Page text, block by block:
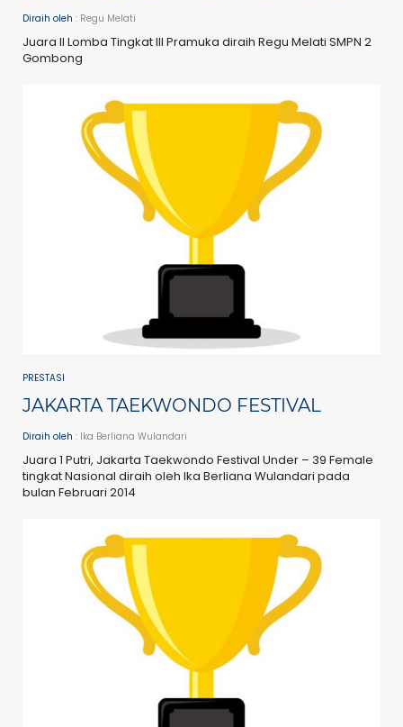
Diraih oleh : Regu Melati
Juara II Lomba Tingkat III Pramuka diraih Regu Melati SMPN 2
Gombong
PRESTASI
JAKARTA TAEKWONDO FESTIVAL
Diraih oleh : Ika Berliana Wulandari
Juara 1 Putri, Jakarta Taekwondo Festival Under – 39 Female
tingkat Nasional diraih oleh Ika Berliana Wulandari pada
bulan Februari 2014